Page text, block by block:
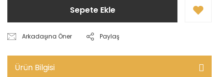
Sepete Ekle
Arkadaşına Öner Paylaş
Ürün Bilgisi